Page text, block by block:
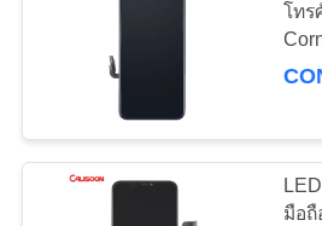
แบตเตอรี่สํา
รับ Iphone 7
โทร
สําห
มือถื